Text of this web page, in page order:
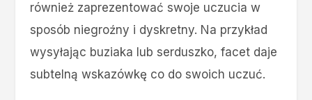
również zaprezentować swoje uczucia w
sposób niegroźny i dyskretny. Na przykład
wysyłając buziaka lub serduszko, facet daje
subtelną wskazówkę co do swoich uczuć.